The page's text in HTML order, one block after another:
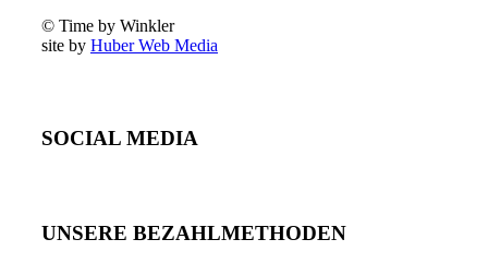
© Time by Winkler
site by Huber Web Media
SOCIAL MEDIA
UNSERE BEZAHLMETHODEN